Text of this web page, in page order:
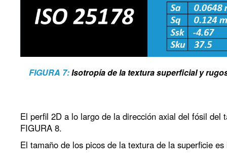
FIGURA 7:Isotropía de la textura superficial y
El perfil 2D a lo largo de la dirección axial del fósil del
FIGURA 8.
El tamaño de los picos de la textura de la superficie